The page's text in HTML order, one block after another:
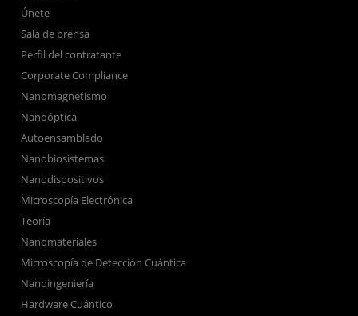
Únete
Sala de prensa
Perfil del contratante
Corporate Compliance
Nanomagnetismo
Nanoóptica
Autoensamblado
Nanobiosistemas
Nanodispositivos
Microscopía Electrónica
Teoría
Nanomateriales
Microscopía de Detección Cuántica
Nanoingeniería
Hardware Cuántico